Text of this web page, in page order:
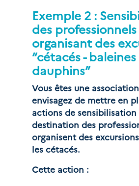
Exemple 2 :
des professionnels
organisant des
“cétacés -
dauphins”
Vous êtes une
envisagez de mettre en
actions de sensibilisation
destination des
organisent des
les cétacés.
Cette action :